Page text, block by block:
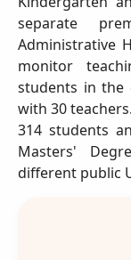
separate
Administrative
monitor
students in the
with 30
314 students
Masters'
different public